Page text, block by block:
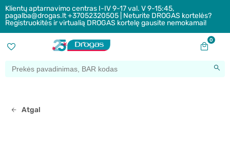
Klientų aptarnavimo centras I-IV 9-17 val. V 9-15:45,
pagalba@drogas.lt +37052320505 | Neturite DROGAS kortelės?
Registruokitės ir virtualią DROGAS kortelę gausite nemokamai!
0
Atgal